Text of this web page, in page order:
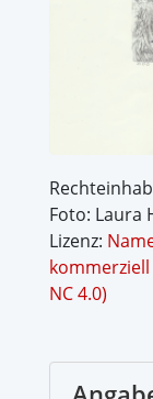
Foto: Laura
Lizenz:
kommerziell
NC 4.0)